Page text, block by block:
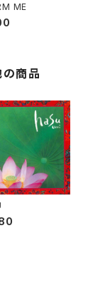
ME
の商品